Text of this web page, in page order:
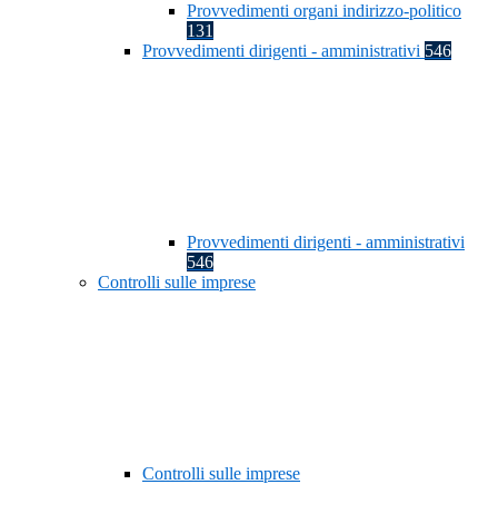
Provvedimenti organi indirizzo-politico
131
Provvedimenti dirigenti - amministrativi 546
Provvedimenti dirigenti - amministrativi
546
Controlli sulle imprese
Controlli sulle imprese